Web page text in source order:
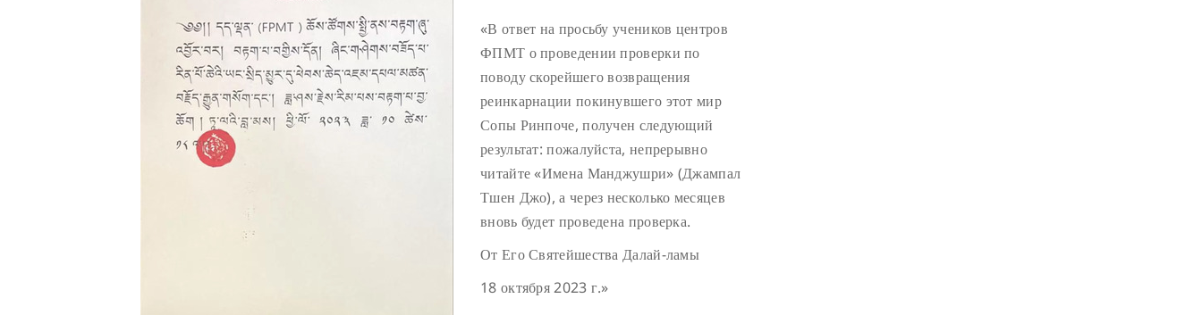
«В ответ на просьбу учеников центров
ФПМТ о проведении проверки по
поводу скорейшего возвращения
реинкарнации покинувшего этот мир
Сопы Ринпоче, получен следующий
результат: пожалуйста, непрерывно
читайте «Имена Манджушри» (Джампал
Тшен Джо), а через несколько месяцев
вновь будет проведена проверка.
От Его Святейшества Далай-ламы
18 октября 2023 г.»